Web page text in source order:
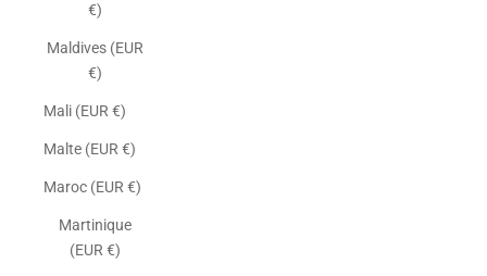
€)
Maldives (EUR
€)
Mali (EUR €)
Malte (EUR €)
Maroc (EUR €)
Martinique
(EUR €)